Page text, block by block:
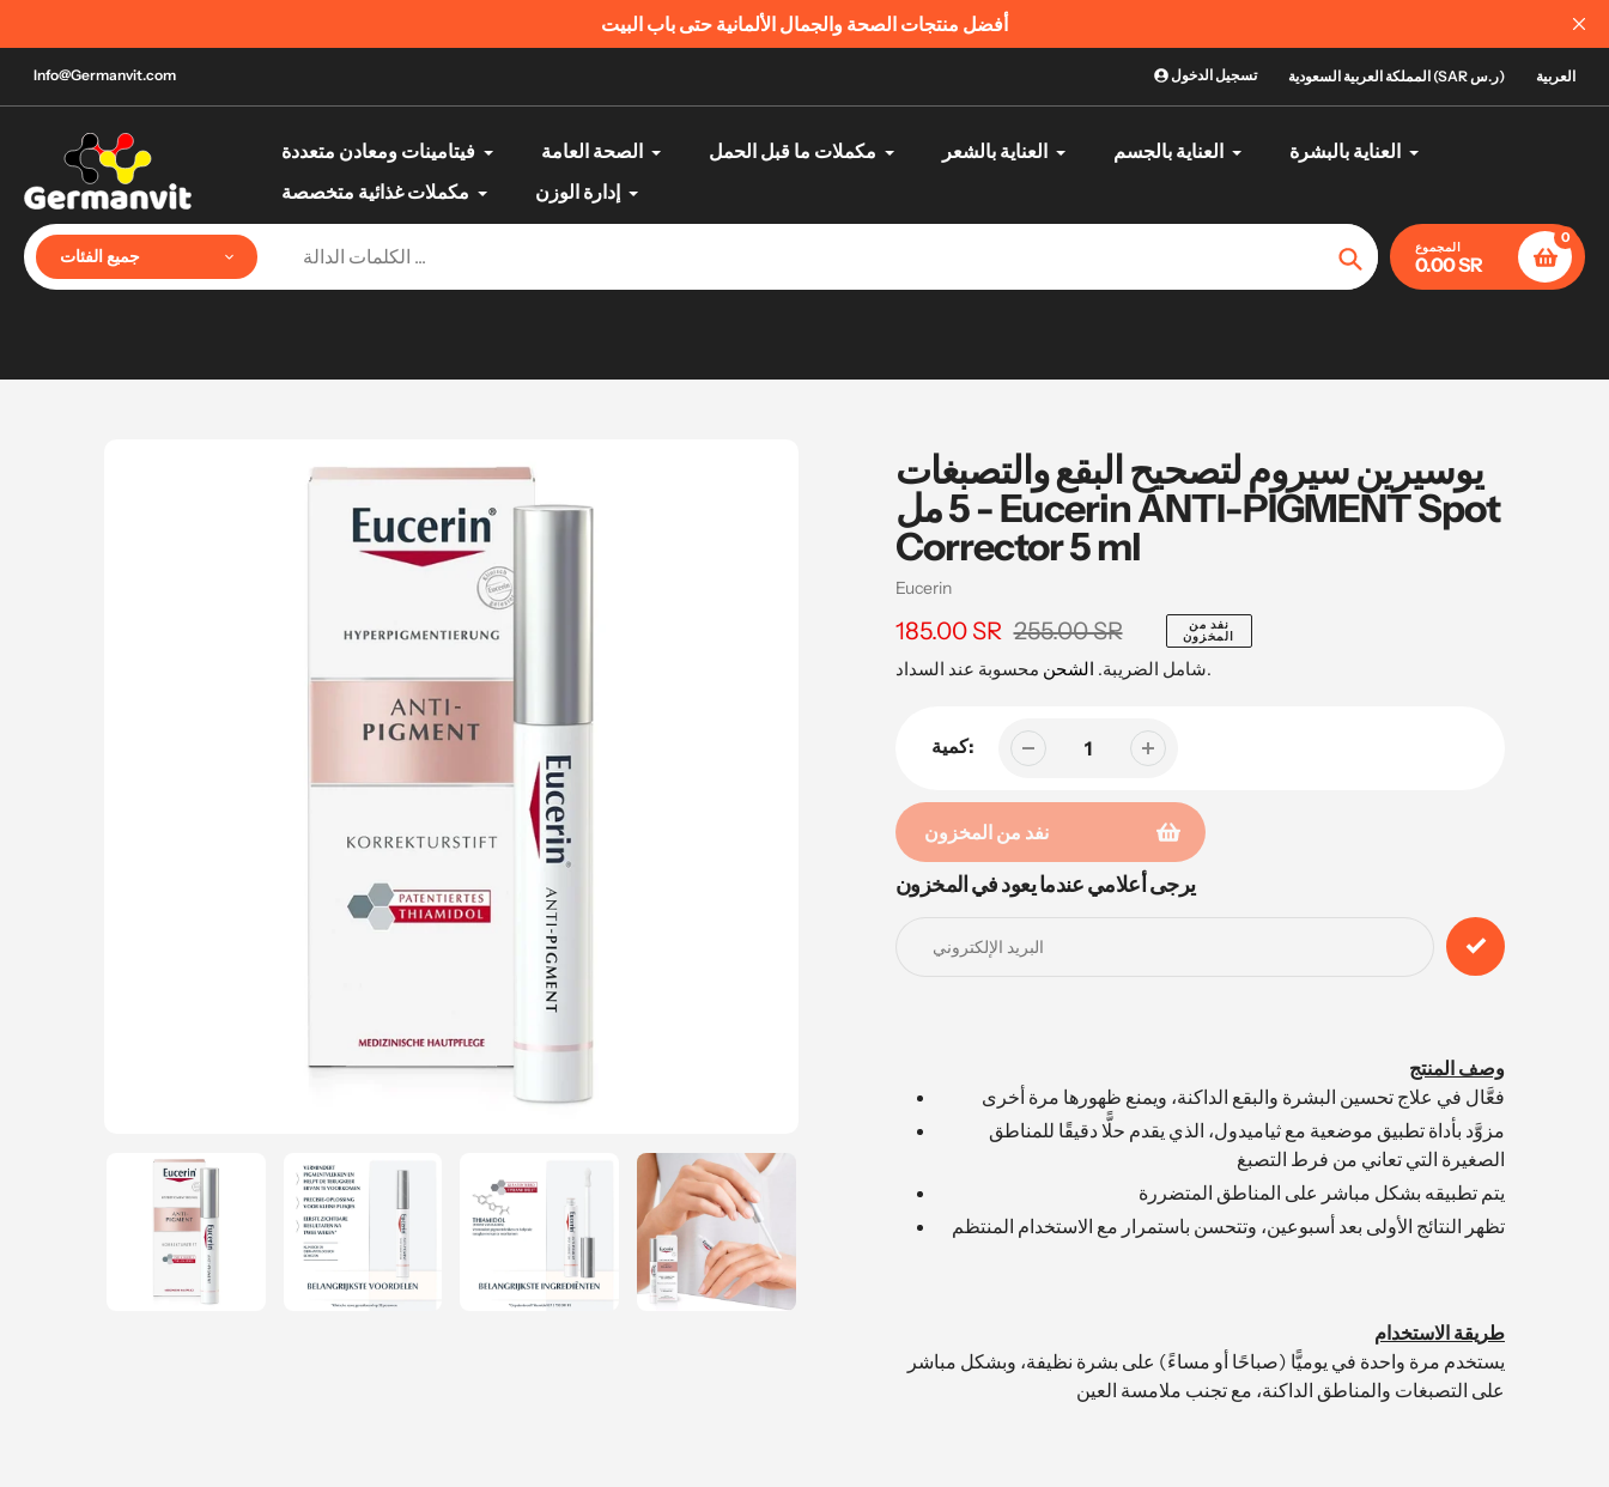
إلى
المحتوى
أفضل منتجات الصحة والجمال الألمانية حتى باب البيت
Info@Germanvit.com تسجيل الدخول المملكة العربية السعودية (SAR ر.س) العربية
فيتامينات ومعادن متعددة الصحة العامة مكملات ما قبل الحمل العناية بالشعر العناية بالجسم
العناية بالبشرة
مكملات غذائية متخصصة
إدارة الوزن
جميع الفئات
تأكيد
المجموع
0.00 SR
0
يوسيرين سيروم لتصحيح البقع والتصبغات
5 مل - Eucerin ANTI-PIGMENT Spot
Corrector 5 ml
بائع
Eucerin
سعر
البيع
185.00 SR
السعر 255.00 SR نفد من
المخزون
شامل الضريبة. الشحن محسوبة عند السداد.
كمية:
نفد من المخزون
إضافة
يرجى أعلامي عندما يعود في المخزون
وصف المنتج
فعَّال في علاج تحسين البشرة والبقع الداكنة، ويمنع ظهورها مرة أخرى
مزوَّد بأداة تطبيق موضعية مع ثياميدول، الذي يقدم حلًّا دقيقًا للمناطق
الصغيرة التي تعاني من فرط التصبغ
يتم تطبيقه بشكل مباشر على المناطق المتضررة
تظهر النتائج الأولى بعد أسبوعين، وتتحسن باستمرار مع الاستخدام المنتظم
طريقة الاستخدام
يستخدم مرة واحدة في يوميًّا (صباحًا أو مساءً) على بشرة نظيفة، وبشكل مباشر
على التصبغات والمناطق الداكنة، مع تجنب ملامسة العين